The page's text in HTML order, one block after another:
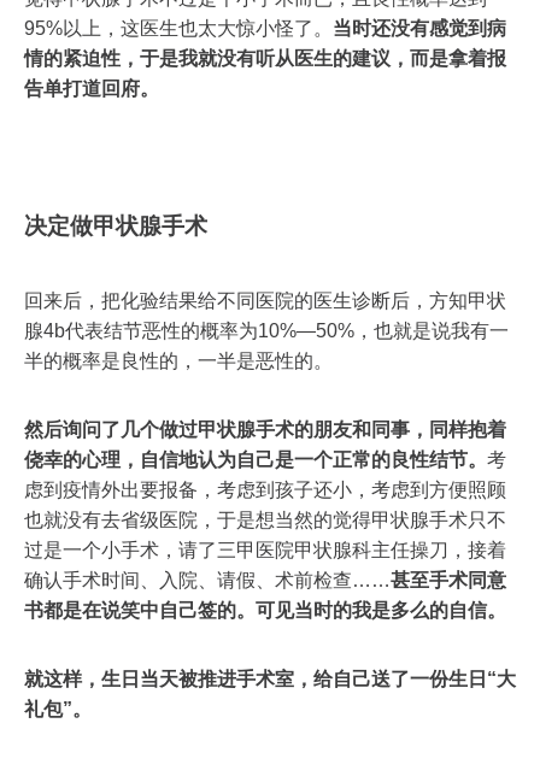
95%以上，这医生也太大惊小怪了。 当时还没有感觉到病
情的紧迫性，于是我就没有听从医生的建议，而是拿着报
告单打道回府。
决定做甲状腺手术
回来后，把化验结果给不同医院的医生诊断后，方知甲状
腺4b代表结节恶性的概率为10%—50%，也就是说我有一
半的概率是良性的，一半是恶性的。
然后询问了几个做过甲状腺手术的朋友和同事，同样抱着
侥幸的心理，自信地认为自己是一个正常的良性结节。 考
虑到疫情外出要报备，考虑到孩子还小，考虑到方便照顾
也就没有去省级医院，于是想当然的觉得甲状腺手术只不
过是一个小手术，请了三甲医院甲状腺科主任操刀，接着
确认手术时间、入院、请假、术前检查……甚至手术同意
书都是在说笑中自己签的。可见当时的我是多么的自信。
就这样，生日当天被推进手术室，给自己送了一份生日“大
礼包”。